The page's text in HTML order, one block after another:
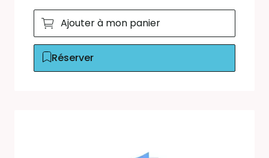
Ajouter à mon panier
Réserver